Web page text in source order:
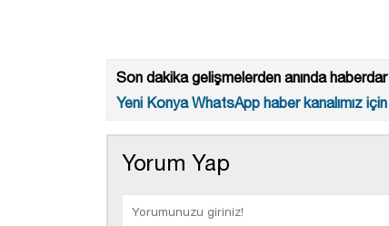
Son dakika gelişmelerden anında
Yeni Konya WhatsApp haber kanalımız için
Yorum Yap